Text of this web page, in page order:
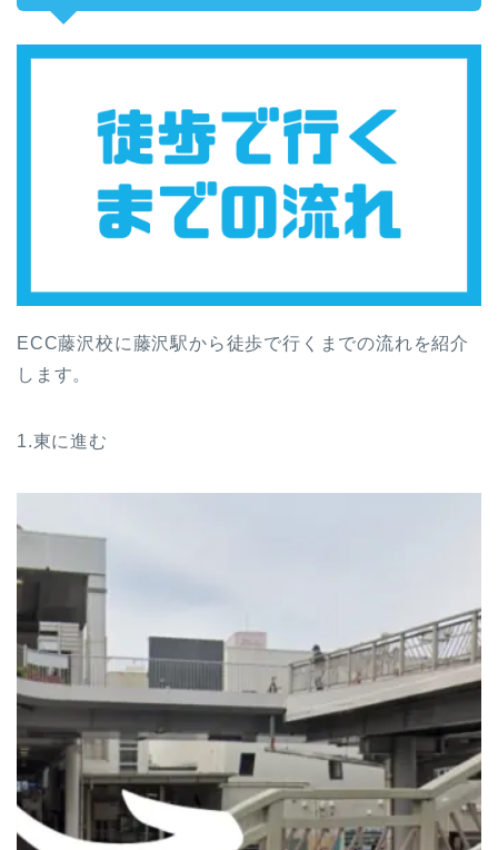
ECC藤沢校に藤沢駅から徒歩で行くまでの流れを紹介
します。
1.東に進む